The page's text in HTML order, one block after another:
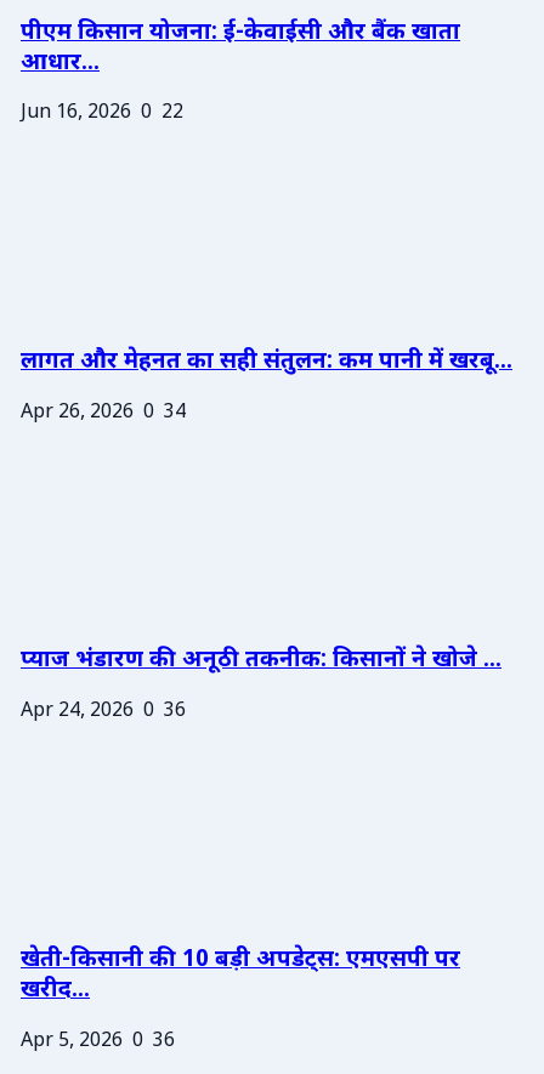
पीएम किसान योजना: ई-केवाईसी और बैंक खाता
आधार...
Jun 16, 2026 0 22
लागत और मेहनत का सही संतुलन: कम पानी में खरबू...
Apr 26, 2026 0 34
प्याज भंडारण की अनूठी तकनीक: किसानों ने खोजे ...
Apr 24, 2026 0 36
खेती-किसानी की 10 बड़ी अपडेट्स: एमएसपी पर
खरीद...
Apr 5, 2026 0 36